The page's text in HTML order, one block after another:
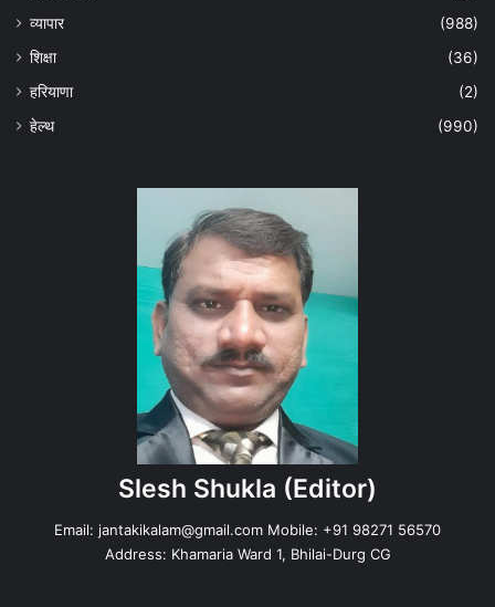
व्यापार
(988)
शिक्षा
(36)
हरियाणा
(2)
हेल्‍थ
(990)
Slesh Shukla (Editor)
Email: jantakikalam@gmail.com Mobile: +91 98271 56570
Address: Khamaria Ward 1, Bhilai-Durg CG